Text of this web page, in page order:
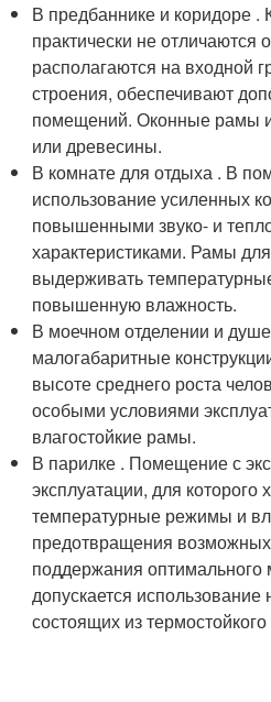
В предбаннике и коридоре .
практически не отличаются
располагаются на входной
строения, обеспечивают
помещений. Оконные рамы
или древесины.
В комнате для отдыха . В
использование усиленных
повышенными звуко- и
характеристиками. Рамы
выдерживать
повышенную влажность.
В моечном отделении и
малогабаритные
высоте среднего роста
особыми условиями
влагостойкие рамы.
В парилке . Помещение с
эксплуатации, для
температурные режимы и
предотвращения
поддержания оптимального
допускается
состоящих из